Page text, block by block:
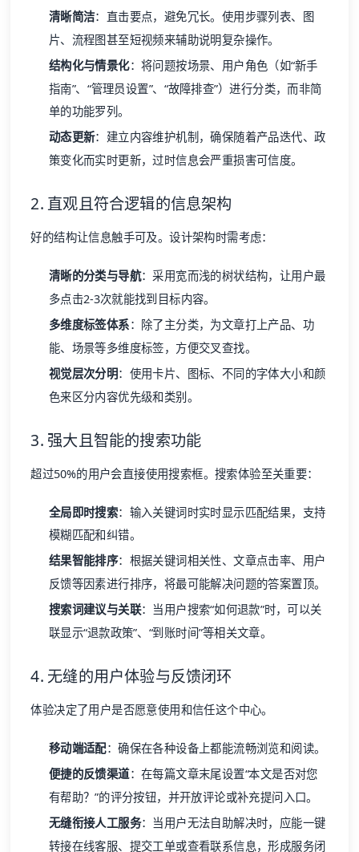
清晰简洁：直击要点，避免冗长。使用步骤列表、图
片、流程图甚至短视频来辅助说明复杂操作。
结构化与情景化：将问题按场景、用户角色（如“新手
指南”、“管理员设置”、“故障排查”）进行分类，而非简
单的功能罗列。
动态更新：建立内容维护机制，确保随着产品迭代、政
策变化而实时更新，过时信息会严重损害可信度。
2. 直观且符合逻辑的信息架构
好的结构让信息触手可及。设计架构时需考虑：
清晰的分类与导航：采用宽而浅的树状结构，让用户最
多点击2-3次就能找到目标内容。
多维度标签体系：除了主分类，为文章打上产品、功
能、场景等多维度标签，方便交叉查找。
视觉层次分明：使用卡片、图标、不同的字体大小和颜
色来区分内容优先级和类别。
3. 强大且智能的搜索功能
超过50%的用户会直接使用搜索框。搜索体验至关重要：
全局即时搜索：输入关键词时实时显示匹配结果，支持
模糊匹配和纠错。
结果智能排序：根据关键词相关性、文章点击率、用户
反馈等因素进行排序，将最可能解决问题的答案置顶。
搜索词建议与关联：当用户搜索“如何退款”时，可以关
联显示“退款政策”、“到账时间”等相关文章。
4. 无缝的用户体验与反馈闭环
体验决定了用户是否愿意使用和信任这个中心。
移动端适配：确保在各种设备上都能流畅浏览和阅读。
便捷的反馈渠道：在每篇文章末尾设置“本文是否对您
有帮助？”的评分按钮，并开放评论或补充提问入口。
无缝衔接人工服务：当用户无法自助解决时，应能一键
转接在线客服、提交工单或查看联系信息，形成服务闭